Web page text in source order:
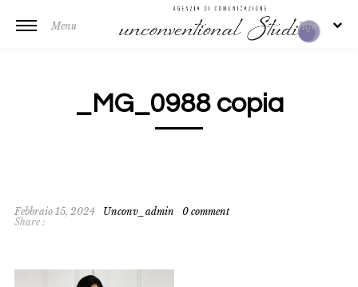
Menu Info
_MG_0988 copia
Febbraio 15, 2024 Unconv_admin
0 comment
Share :